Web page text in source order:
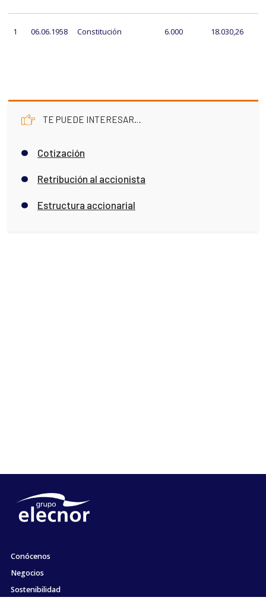
1 06.06.1958 Constitución 6.000 18.030,26
TE PUEDE INTERESAR…
Cotización
Retribución al accionista
Estructura accionarial
Conócenos
Negocios
Sostenibilidad